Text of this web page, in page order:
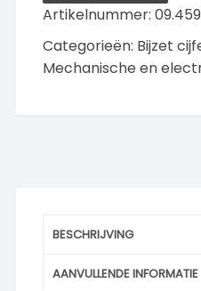
Artikelnummer:
Categorieën: Bijzet
Mechanische en
BESCHRIJVING
AANVULLENDE INFORMATIE